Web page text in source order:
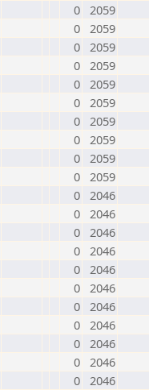
0 2059
0 2059
0 2059
0 2059
0 2059
0 2059
0 2059
0 2059
0 2059
0 2059
0 2046
0 2046
0 2046
0 2046
0 2046
0 2046
0 2046
0 2046
0 2046
0 2046
0 2046